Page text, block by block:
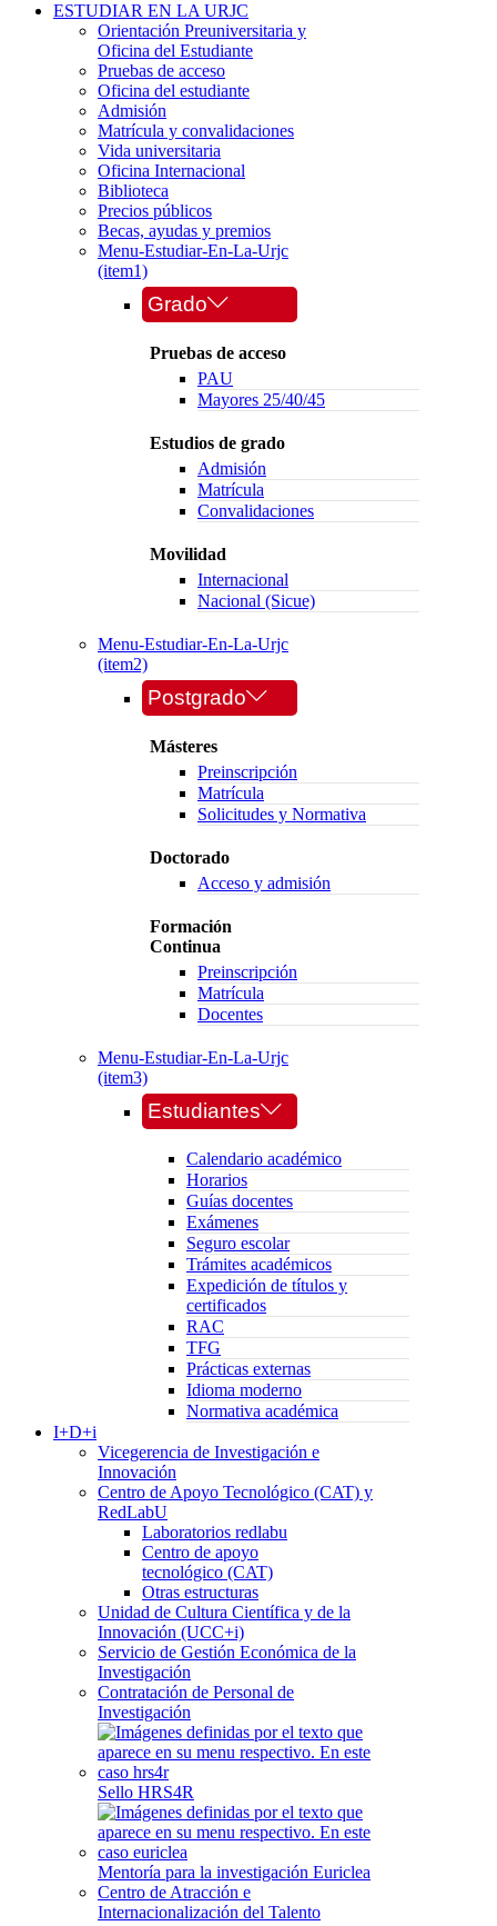
ESTUDIAR EN LA URJC
Orientación Preuniversitaria y
Oficina del Estudiante
Pruebas de acceso
Oficina del estudiante
Admisión
Matrícula y convalidaciones
Vida universitaria
Oficina Internacional
Biblioteca
Precios públicos
Becas, ayudas y premios
Menu-Estudiar-En-La-Urjc
(item1)
Grado
Pruebas de acceso
PAU
Mayores 25/40/45
Estudios de grado
Admisión
Matrícula
Convalidaciones
Movilidad
Internacional
Nacional (Sicue)
Menu-Estudiar-En-La-Urjc
(item2)
Postgrado
Másteres
Preinscripción
Matrícula
Solicitudes y Normativa
Doctorado
Acceso y admisión
Formación
Continua
Preinscripción
Matrícula
Docentes
Menu-Estudiar-En-La-Urjc
(item3)
Estudiantes
Calendario académico
Horarios
Guías docentes
Exámenes
Seguro escolar
Trámites académicos
Expedición de títulos y
certificados
RAC
TFG
Prácticas externas
Idioma moderno
Normativa académica
I+D+i
Vicegerencia de Investigación e
Innovación
Centro de Apoyo Tecnológico (CAT) y
RedLabU
Laboratorios redlabu
Centro de apoyo
tecnológico (CAT)
Otras estructuras
Unidad de Cultura Científica y de la
Innovación (UCC+i)
Servicio de Gestión Económica de la
Investigación
Contratación de Personal de
Investigación
Sello HRS4R
Mentoría para la investigación Euriclea
Centro de Atracción e
Internacionalización del Talento